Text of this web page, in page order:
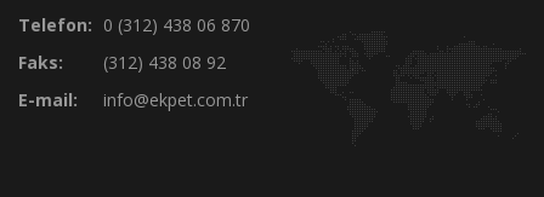
Telefon: 0 (312) 438 06 870
Faks:
(312) 438 08 92
E-mail:
info@ekpet.com.tr